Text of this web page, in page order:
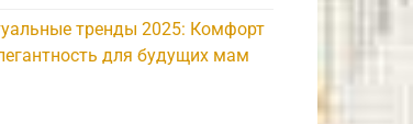
тренды 2025: Комфорт
для будущих мам